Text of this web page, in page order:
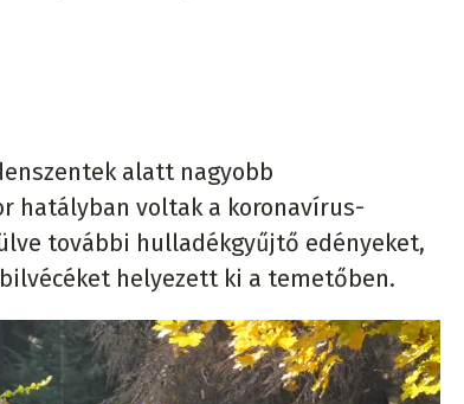
alatt nagyobb
hatályban voltak a koronavírus-
további hulladékgyűjtő edényeket,
helyezett ki a temetőben.